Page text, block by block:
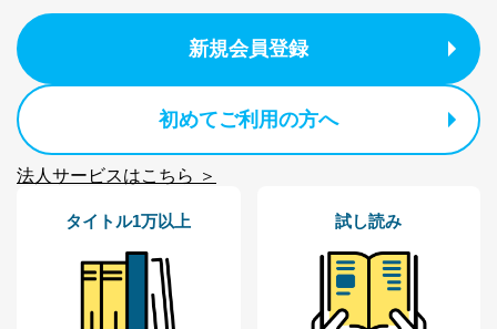
代表取締役会長 西野 伸一郎
個人情報の取扱いについて
１．個人情報保護管理者
当社は以下の個人情報保護管理者を設置し、個人情報保
護管理者の責任のもと、個人情報を取得・アクセス・利
用・提供・管理いたします。
東京都渋谷区南平台町16-11
株式会社富士山マガジンサービス
代表取締役会長 西野 伸一郎
個人情報保護管理者: 経営管理グループディレクター 前
新規会員登録
初めてご利用の方へ
法人サービスはこちら ＞
タイトル1万以上 試し読み